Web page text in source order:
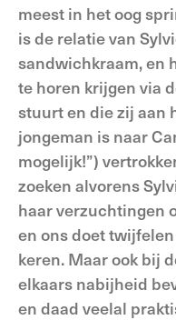
meest in het oog
is de relatie van
sandwichkraam, en
te horen krijgen via
stuurt en die zij aan
jongeman is naar
mogelijk!”)
zoeken alvorens
haar verzuchtingen
en ons doet
keren. Maar ook bij
elkaars nabijheid
en daad veelal